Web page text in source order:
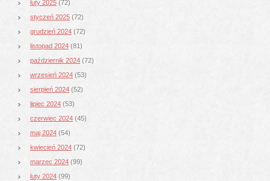
luty 2025 (72)
styczeń 2025 (72)
grudzień 2024 (72)
listopad 2024 (81)
październik 2024 (72)
wrzesień 2024 (53)
sierpień 2024 (52)
lipiec 2024 (53)
czerwiec 2024 (45)
maj 2024 (54)
kwiecień 2024 (72)
marzec 2024 (99)
luty 2024 (99)